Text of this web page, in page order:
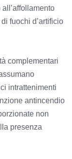
fuochi d’artificio
complementari
intrattenimenti
antincendio
non
presenza